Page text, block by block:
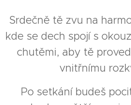
Srdečně tě zvu na
kde se dech spojí s
chutěmi, aby tě
vnitřnímu
Po setkání budeš